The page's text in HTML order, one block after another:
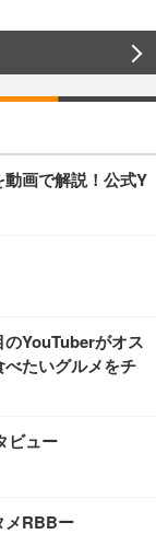
動画で解説！公式Y
のYouTuberがオス
たいグルメをチ
ビュー
メRBBー